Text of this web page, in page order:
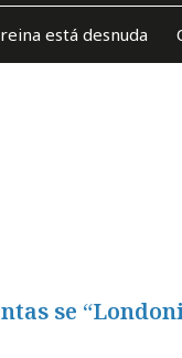
está desnuda
se